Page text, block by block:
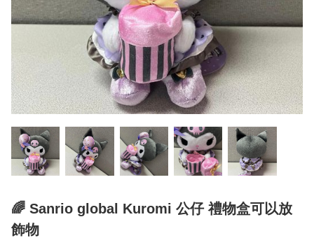
🌈 Sanrio global Kuromi 公仔 禮物盒可以放
飾物